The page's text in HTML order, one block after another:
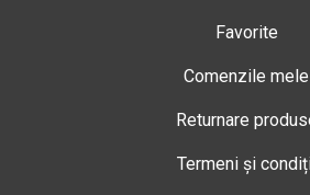
Favorite
Comenzile mele
Returnare
Termeni și